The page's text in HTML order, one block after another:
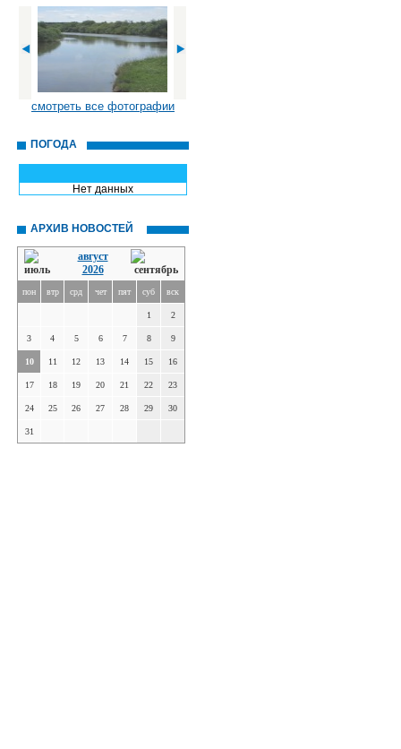
смотреть все фотографии
ПОГОДА
Нет данных
АРХИВ НОВОСТЕЙ
август
2026
пон втр срд чет пят суб вск
1 2
3 4 5 6 7 8 9
10 11 12 13 14 15 16
17 18 19 20 21 22 23
24 25 26 27 28 29 30
31